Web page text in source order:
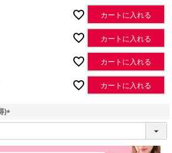
カートに入れる
カートに入れる
カートに入れる
カートに入れる
)
(
須